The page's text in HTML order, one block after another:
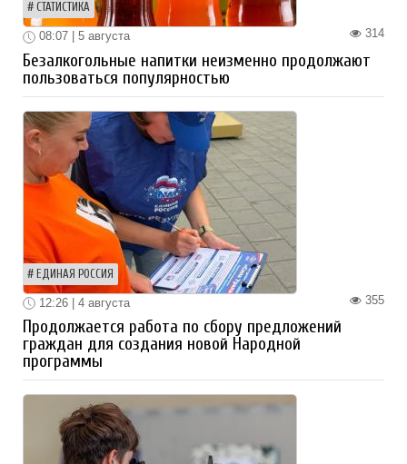
СТАТИСТИКА
314
08:07 | 5 августа
Безалкогольные напитки неизменно продолжают
пользоваться популярностью
ЕДИНАЯ РОССИЯ
355
12:26 | 4 августа
Продолжается работа по сбору предложений
граждан для создания новой Народной
программы